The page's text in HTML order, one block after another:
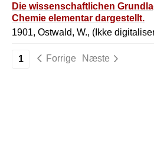
Die wissenschaftlichen
Chemie elementar dargestellt.
1901, Ostwald, W., (Ikke
1 Forrige Næste